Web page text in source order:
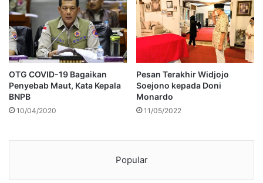
OTG COVID-19 Bagaikan
Penyebab Maut, Kata Kepala
BNPB
10/04/2020
Pesan Terakhir Widjojo
Soejono kepada Doni
Monardo
11/05/2022
Popular